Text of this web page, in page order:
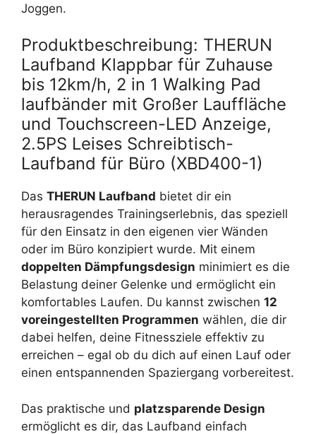
Joggen.
Produktbeschreibung: THERUN
Laufband Klappbar für Zuhause
bis 12km/h, 2 in 1 Walking Pad
laufbänder mit Großer Lauffläche
und Touchscreen-LED Anzeige, ‎
2.5PS Leises Schreibtisch-
Laufband für Büro (XBD400-1)
Das THERUN Laufband bietet dir ein
herausragendes Trainingserlebnis, das speziell
für den Einsatz in den eigenen vier Wänden
oder im Büro konzipiert wurde. Mit einem
doppelten Dämpfungsdesign minimiert es die
Belastung deiner Gelenke und ermöglicht ein
komfortables Laufen. Du kannst zwischen 12
voreingestellten Programmen wählen, die dir
dabei helfen, deine Fitnessziele effektiv zu
erreichen – egal ob du dich auf einen Lauf oder
einen entspannenden Spaziergang vorbereitest.
Das praktische und platzsparende Design
ermöglicht es dir, das Laufband einfach